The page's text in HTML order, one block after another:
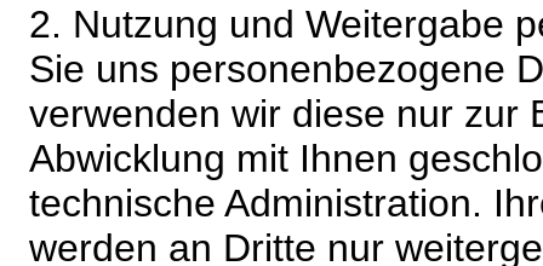
2. Nutzung und Weitergabe
Sie uns personenbezogene
verwenden wir diese nur zur
Abwicklung mit Ihnen
technische Administration.
werden an Dritte nur